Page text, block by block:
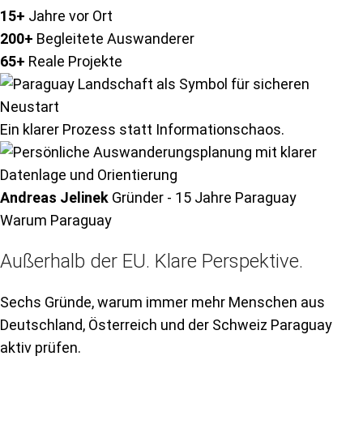
15+ Jahre vor Ort
200+ Begleitete Auswanderer
65+ Reale Projekte
Ein klarer Prozess statt Informationschaos.
Andreas Jelinek Gründer - 15 Jahre Paraguay
Warum Paraguay
Außerhalb der EU. Klare Perspektive.
Sechs Gründe, warum immer mehr Menschen aus
Deutschland, Österreich und der Schweiz Paraguay
aktiv prüfen.